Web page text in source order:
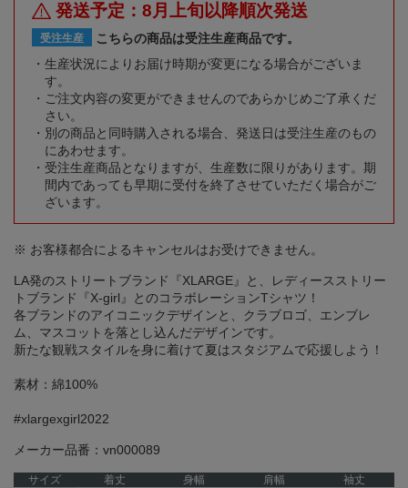
発送予定：8月上旬以降順次発送
受注生産
こちらの商品は受注生産商品です。
生産状況によりお届け時期が変更になる場合がございま
す。
ご注文内容の変更ができませんのであらかじめご了承くだ
さい。
別の商品と同時購入される場合、発送日は受注生産のもの
にあわせます。
受注生産商品となりますが、生産数に限りがあります。期
間内であっても早期に受付を終了させていただく場合がご
ざいます。
※ お客様都合によるキャンセルはお受けできません。
LA発のストリートブランド『XLARGE』と、レディースストリー
トブランド『X-girl』とのコラボレーションTシャツ！
各ブランドのアイコニックデザインと、クラブロゴ、エンブレ
ム、マスコットを落とし込んだデザインです。
新たな観戦スタイルを身に着けて夏はスタジアムで応援しよう！
素材：綿100%
#xlargexgirl2022
メーカー品番：vn000089
サイズ 着丈 身幅 肩幅 袖丈